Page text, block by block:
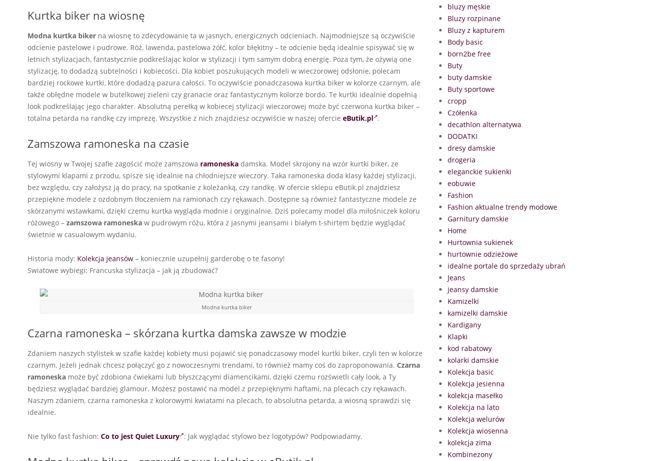
Kurtka biker na wiosnę
Modna kurtka biker na wiosnę to zdecydowanie ta w jasnych, energicznych odcieniach. Najmodniejsze są oczywiście
odcienie pastelowe i pudrowe. Róż, lawenda, pastelowa żółć, kolor błękitny – te odcienie będą idealnie spisywać się w
letnich stylizacjach, fantastycznie podkreślając kolor w stylizacji i tym samym dobrą energię. Poza tym, że ożywią one
stylizację, to dodadzą subtelności i kobiecości. Dla kobiet poszukujących modeli w wieczorowej odsłonie, polecam
bardziej rockowe kurtki, które dodadzą pazura całości. To oczywiście ponadczasowa kurtka biker w kolorze czarnym, ale
także obłędne modele w butelkowej zieleni czy granacie oraz fantastycznym kolorze bordo. Te kurtki idealnie dopełnią
look podkreślając jego charakter. Absolutną perełką w kobiecej stylizacji wieczorowej może być czerwona kurtka biker –
totalna petarda na randkę czy imprezę. Wszystkie z nich znajdziesz oczywiście w naszej ofercie eButik.pl .
Zamszowa ramoneska na czasie
Tej wiosny w Twojej szafie zagościć może zamszowa ramoneska damska. Model skrojony na wzór kurtki biker, ze
stylowymi klapami z przodu, spisze się idealnie na chłodniejsze wieczory. Taka ramoneska doda klasy każdej stylizacji,
bez względu, czy założysz ją do pracy, na spotkanie z koleżanką, czy randkę. W ofercie sklepu eButik.pl znajdziesz
przepiękne modele z ozdobnym tłoczeniem na ramionach czy rękawach. Dostępne są również fantastyczne modele ze
skórzanymi wstawkami, dzięki czemu kurtka wygląda modnie i oryginalnie. Dziś polecamy model dla miłośniczek koloru
różowego – zamszowa ramoneska w pudrowym różu, która z jasnymi jeansami i białym t-shirtem będzie wyglądać
świetnie w casualowym wydaniu.
Historia mody: Kolekcja jeansów – koniecznie uzupełnij garderobę o te fasony!
Swiatowe wybiegi: Francuska stylizacja – jak ją zbudować?
Modna kurtka biker
Czarna ramoneska – skórzana kurtka damska zawsze w modzie
Zdaniem naszych stylistek w szafie każdej kobiety musi pojawić się ponadczasowy model kurtki biker, czyli ten w kolorze
czarnym. Jeżeli jednak chcesz połączyć go z nowoczesnymi trendami, to również mamy coś do zaproponowania. Czarna
ramoneska może być zdobiona ćwiekami lub błyszczącymi diamencikami, dzięki czemu rozświetli cały look, a Ty
będziesz wyglądać bardziej glamour. Możesz postawić na model z przepięknymi haftami, na plecach czy rękawach.
Naszym zdaniem, czarna ramoneska z kolorowymi kwiatami na plecach, to absolutna petarda, a wiosną sprawdzi się
idealnie.
Nie tylko fast fashion: Co to jest Quiet Luxury : Jak wyglądać stylowo bez logotypów? Podpowiadamy.
bluzy męskie
Bluzy rozpinane
Bluzy z kapturem
Body basic
born2be free
Buty
buty damskie
Buty sportowe
cropp
Czółenka
decathlon alternatywa
DODATKI
dresy damskie
drogeria
eleganckie sukienki
eobuwie
Fashion
Fashion aktualne trendy modowe
Garnitury damskie
Home
Hurtownia sukienek
hurtownie odzieżowe
idealne portale do sprzedaży ubrań
Jeans
jeansy damskie
Kamizelki
kamizelki damskie
Kardigany
Klapki
kod rabatowy
kolarki damskie
Kolekcja basic
Kolekcja jesienna
kolekcja masełko
Kolekcja na lato
Kolekcja welurów
Kolekcja wiosenna
kolekcja zima
Kombinezony